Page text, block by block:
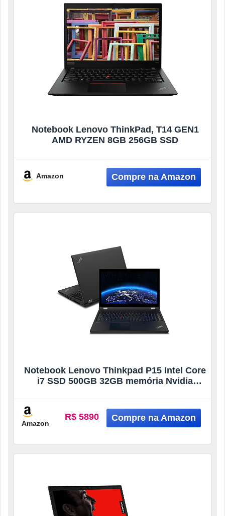
Notebook Lenovo ThinkPad, T14 GEN1
AMD RYZEN 8GB 256GB SSD
Amazon
Notebook Lenovo Thinkpad P15 Intel Core
i7 SSD 500GB 32GB memória Nvidia
Amazon
R$ 5890